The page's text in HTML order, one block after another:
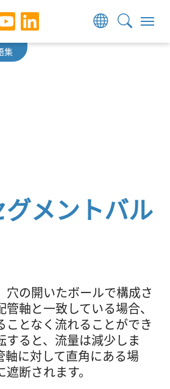
集
メントバル
穴の開いたボールで構成さ
軸と一致している場合、
ことなく流れることができ
すると、流量は減少しま
軸に対して直角にある場
断されます。